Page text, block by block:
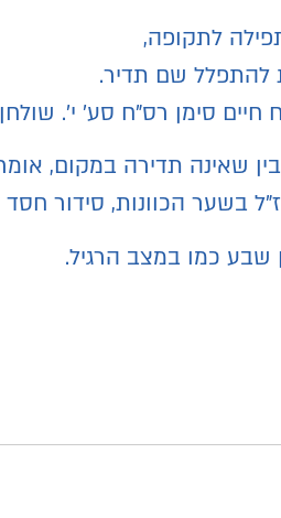
לתקופה,
להתפלל שם תדיר.
סימן רס"ח סע' י'.
בשער הכוונות, סידור
שבע כמו במצב הרגיל.